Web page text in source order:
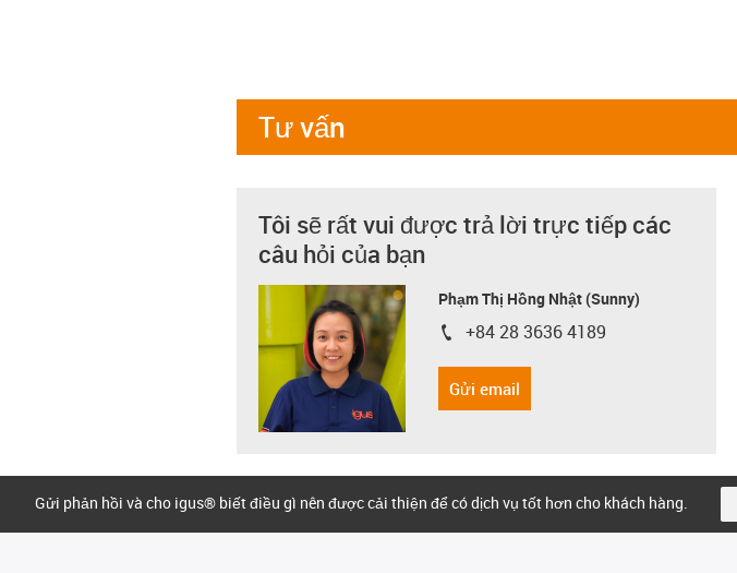
Tư vấn
Tôi sẽ rất vui được trả lời trực tiếp các
câu hỏi của bạn
Phạm Thị Hồng Nhật (Sunny)
igus-icon-phone
+84 28 3636 4189
Gửi email
Gửi phản hồi và cho igus® biết điều gì nên được cải thiện để có dịch vụ tốt hơn cho khách hàng.